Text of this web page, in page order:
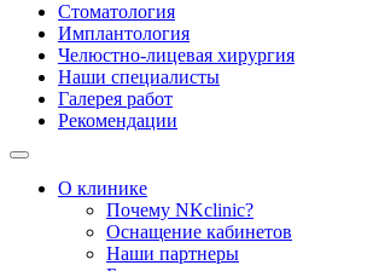
Стоматология
Имплантология
Челюстно-лицевая хирургия
Наши специалисты
Галерея работ
Рекомендации
О клинике
Почему NKclinic?
Оснащение кабинетов
Наши партнеры